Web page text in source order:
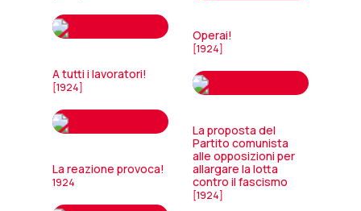
Operai!
[1924]
A tutti i lavoratori!
[1924]
La proposta del
Partito comunista
alle opposizioni per
allargare la lotta
contro il fascismo
[1924]
La reazione provoca!
1924